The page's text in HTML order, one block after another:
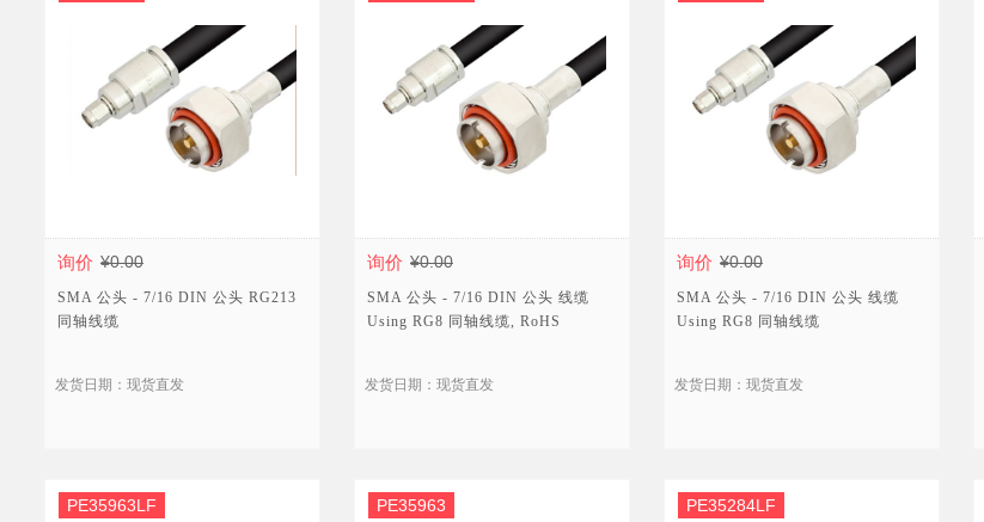
询价 ¥0.00
SMA 公头 - 7/16 DIN 公头 RG213
同轴线缆
发货日期：现货直发
询价 ¥0.00
SMA 公头 - 7/16 DIN 公头 线缆
Using RG8 同轴线缆, RoHS
发货日期：现货直发
询价 ¥0.00
SMA 公头 - 7/16 DIN 公头 线缆
Using RG8 同轴线缆
发货日期：现货直发
PE35963LF PE35963 PE35284LF